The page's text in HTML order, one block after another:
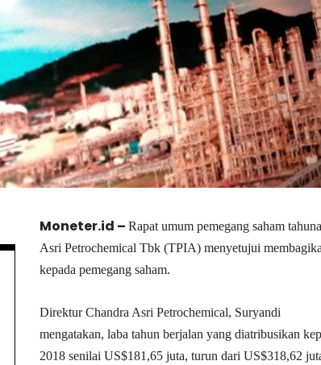
Moneter.id – Rapat umum pemegang saham
Asri Petrochemical Tbk (TPIA) menyetujui
kepada pemegang saham.
Direktur Chandra Asri Petrochemical, Suryandi
mengatakan, laba tahun berjalan yang diatribusikan
2018 senilai US$181,65 juta, turun dari US$318,62